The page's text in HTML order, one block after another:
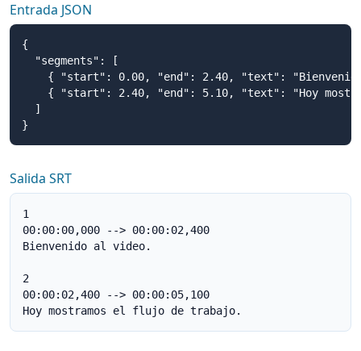
Entrada JSON
{
  "segments": [
{ "start": 0.00, "end": 2.40, "text":
{ "start": 2.40, "end": 5.10, "text": "Hoy
  ]
}
Salida SRT
1
00:00:00,000 --> 00:00:02,400
Bienvenido al video.
2
00:00:02,400 --> 00:00:05,100
Hoy mostramos el flujo de trabajo.